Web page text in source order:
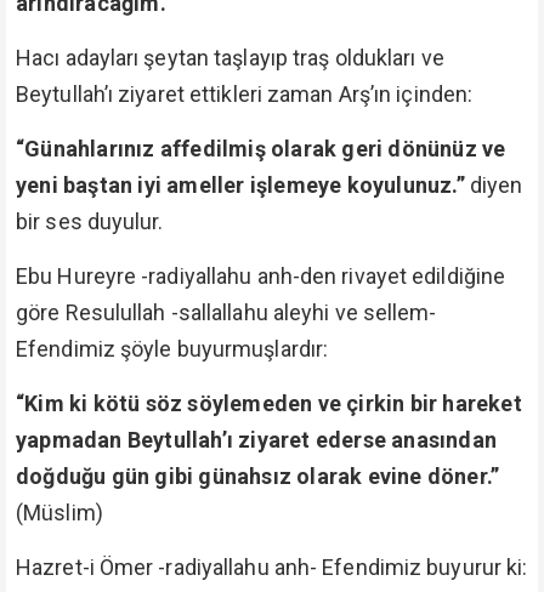
Hacı adayları şeytan taşlayıp traş oldukları ve
Beytullah’ı ziyaret ettikleri zaman Arş’ın içinden:
“Günahlarınız affedilmiş olarak geri dönünüz ve
yeni baştan iyi ameller işlemeye koyulunuz.” diyen
bir ses duyulur.
Ebu Hureyre -radiyallahu anh-den rivayet edildiğine
göre Resulullah -sallallahu aleyhi ve sellem-
Efendimiz şöyle buyurmuşlardır:
“Kim ki kötü söz söylemeden ve çirkin bir hareket
yapmadan Beytullah’ı ziyaret ederse anasından
doğduğu gün gibi günahsız olarak evine döner.”
(Müslim)
Hazret-i Ömer -radiyallahu anh- Efendimiz buyurur ki: